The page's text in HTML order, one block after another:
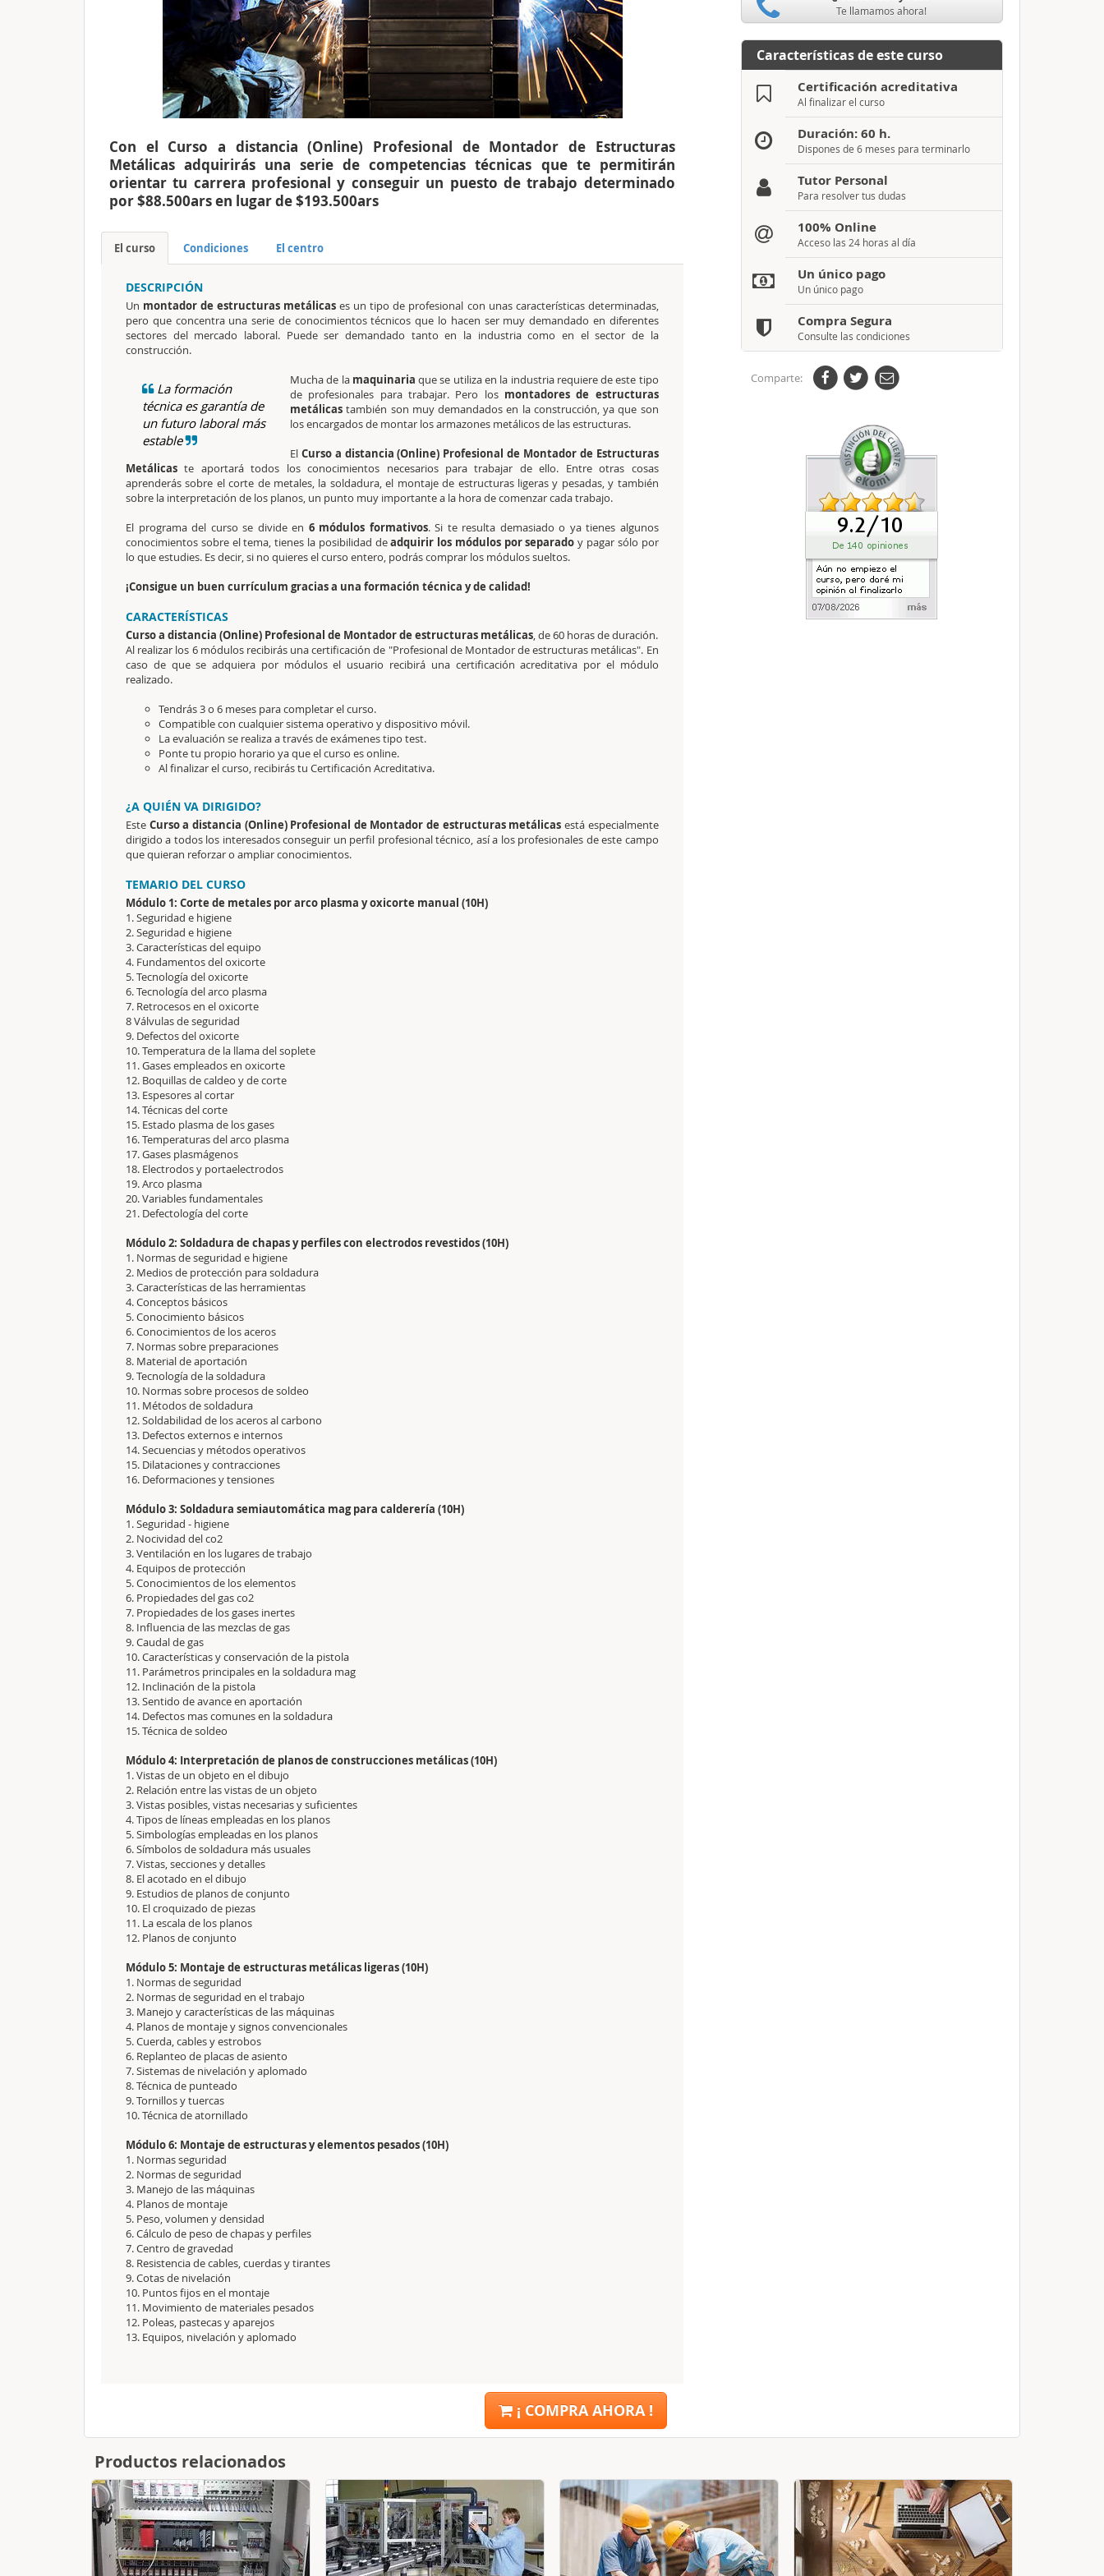
Con el Curso a distancia (Online) Profesional de Montador de Estructuras
Metálicas adquirirás una serie de competencias técnicas que te permitirán
orientar tu carrera profesional y conseguir un puesto de trabajo determinado
por $88.500ars en lugar de $193.500ars
El curso Condiciones El centro
DESCRIPCIÓN
Un montador de estructuras metálicas es un tipo de profesional con unas características determinadas,
pero que concentra una serie de conocimientos técnicos que lo hacen ser muy demandado en diferentes
sectores del mercado laboral. Puede ser demandado tanto en la industria como en el sector de la
construcción.
La formación
técnica es garantía de
un futuro laboral más
estable
Mucha de la maquinaria que se utiliza en la industria requiere de este tipo
de profesionales para trabajar. Pero los montadores de estructuras
metálicas también son muy demandados en la construcción, ya que son
los encargados de montar los armazones metálicos de las estructuras.
El Curso a distancia (Online) Profesional de Montador de Estructuras
Metálicas te aportará todos los conocimientos necesarios para trabajar de ello. Entre otras cosas
aprenderás sobre el corte de metales, la soldadura, el montaje de estructuras ligeras y pesadas, y también
sobre la interpretación de los planos, un punto muy importante a la hora de comenzar cada trabajo.
El programa del curso se divide en 6 módulos formativos. Si te resulta demasiado o ya tienes algunos
conocimientos sobre el tema, tienes la posibilidad deadquirir los módulos por separadoy pagar sólo por
lo que estudies. Es decir, si no quieres el curso entero, podrás comprar los módulos sueltos.
¡Consigue un buen currículum gracias a una formación técnica y de calidad!
CARACTERÍSTICAS
Curso a distancia (Online) Profesional de Montador de estructuras metálicas, de 60 horas de duración.
Al realizar los 6 módulos recibirás una certificación de "Profesional de Montador de estructuras metálicas". En
caso de que se adquiera por módulos el usuario recibirá una certificación acreditativa por el módulo
realizado.
Tendrás 3 o 6 meses para completar el curso.
Compatible con cualquier sistema operativo y dispositivo móvil.
La evaluación se realiza a través de exámenes tipo test.
Ponte tu propio horario ya que el curso es online.
Al finalizar el curso, recibirás tu Certificación Acreditativa.
¿A QUIÉN VA DIRIGIDO?
Este Curso a distancia (Online) Profesional de Montador de estructuras metálicas está especialmente
dirigido a todos los interesados conseguir un perfil profesional técnico, así a los profesionales de este campo
que quieran reforzar o ampliar conocimientos.
TEMARIO DEL CURSO
Módulo 1: Corte de metales por arco plasma y oxicorte manual (10H)
1. Seguridad e higiene
2. Seguridad e higiene
3. Características del equipo
4. Fundamentos del oxicorte
5. Tecnología del oxicorte
6. Tecnología del arco plasma
7. Retrocesos en el oxicorte
8 Válvulas de seguridad
9. Defectos del oxicorte
10. Temperatura de la llama del soplete
11. Gases empleados en oxicorte
12. Boquillas de caldeo y de corte
13. Espesores al cortar
14. Técnicas del corte
15. Estado plasma de los gases
16. Temperaturas del arco plasma
17. Gases plasmágenos
18. Electrodos y portaelectrodos
19. Arco plasma
20. Variables fundamentales
21. Defectología del corte
Módulo 2: Soldadura de chapas y perfiles con electrodos revestidos (10H)
1. Normas de seguridad e higiene
2. Medios de protección para soldadura
3. Características de las herramientas
4. Conceptos básicos
5. Conocimiento básicos
6. Conocimientos de los aceros
7. Normas sobre preparaciones
8. Material de aportación
9. Tecnología de la soldadura
10. Normas sobre procesos de soldeo
11. Métodos de soldadura
12. Soldabilidad de los aceros al carbono
13. Defectos externos e internos
14. Secuencias y métodos operativos
15. Dilataciones y contracciones
16. Deformaciones y tensiones
Módulo 3: Soldadura semiautomática mag para calderería (10H)
1. Seguridad - higiene
2. Nocividad del co2
3. Ventilación en los lugares de trabajo
4. Equipos de protección
5. Conocimientos de los elementos
6. Propiedades del gas co2
7. Propiedades de los gases inertes
8. Influencia de las mezclas de gas
9. Caudal de gas
10. Características y conservación de la pistola
11. Parámetros principales en la soldadura mag
12. Inclinación de la pistola
13. Sentido de avance en aportación
14. Defectos mas comunes en la soldadura
15. Técnica de soldeo
Módulo 4: Interpretación de planos de construcciones metálicas (10H)
1. Vistas de un objeto en el dibujo
2. Relación entre las vistas de un objeto
3. Vistas posibles, vistas necesarias y suficientes
4. Tipos de líneas empleadas en los planos
5. Simbologías empleadas en los planos
6. Símbolos de soldadura más usuales
7. Vistas, secciones y detalles
8. El acotado en el dibujo
9. Estudios de planos de conjunto
10. El croquizado de piezas
11. La escala de los planos
12. Planos de conjunto
Módulo 5: Montaje de estructuras metálicas ligeras (10H)
1. Normas de seguridad
2. Normas de seguridad en el trabajo
3. Manejo y características de las máquinas
4. Planos de montaje y signos convencionales
5. Cuerda, cables y estrobos
6. Replanteo de placas de asiento
7. Sistemas de nivelación y aplomado
8. Técnica de punteado
9. Tornillos y tuercas
10. Técnica de atornillado
Módulo 6: Montaje de estructuras y elementos pesados (10H)
1. Normas seguridad
2. Normas de seguridad
3. Manejo de las máquinas
4. Planos de montaje
5. Peso, volumen y densidad
6. Cálculo de peso de chapas y perfiles
7. Centro de gravedad
8. Resistencia de cables, cuerdas y tirantes
9. Cotas de nivelación
10. Puntos fijos en el montaje
11. Movimiento de materiales pesados
12. Poleas, pastecas y aparejos
13. Equipos, nivelación y aplomado
¡ COMPRA AHORA !
Te llamamos ahora!
Características de este curso
Certificación acreditativa
Al finalizar el curso
Duración: 60 h.
Dispones de 6 meses para terminarlo
Tutor Personal
Para resolver tus dudas
100% Online
Acceso las 24 horas al día
Un único pago
Un único pago
Compra Segura
Consulte las condiciones
Comparte:
Productos relacionados